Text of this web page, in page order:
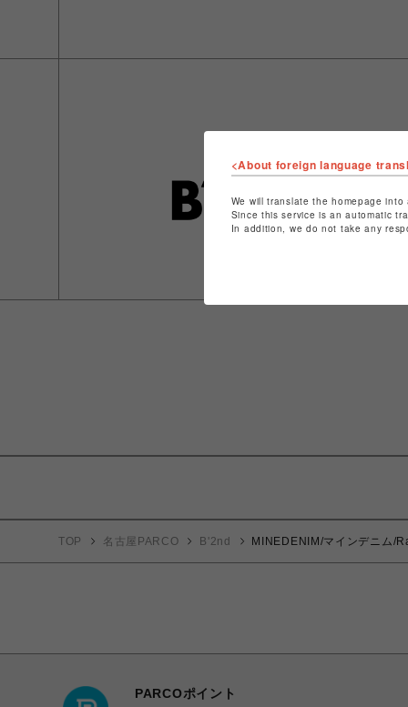
TOP 名古屋PARCO B'2nd MINEDENIM/マインデニム/
PARCOポイント
<About foreign language
We will translate the homepage
Since this service is an automatic
In addition, we do not take any